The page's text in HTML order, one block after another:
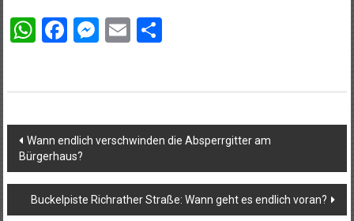
WhatsApp
Facebook
Messenger
EmailTeilen
Beitragsnavigation
Wann endlich verschwinden die Absperrgitter am
Bürgerhaus?
Buckelpiste Richrather Straße: Wann geht es endlich voran?